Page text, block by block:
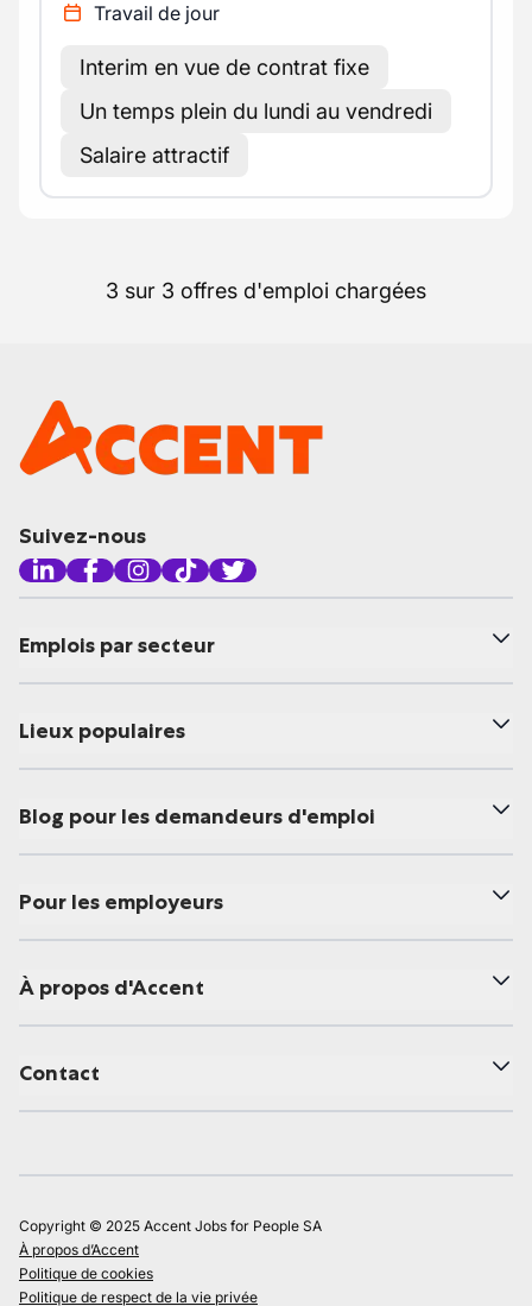
Travail de jour
Interim en vue de contrat fixe
Un temps plein du lundi au vendredi
Salaire attractif
3 sur 3 offres d'emploi chargées
Suivez-nous
Emplois par secteur
Lieux populaires
Blog pour les demandeurs d'emploi
Pour les employeurs
À propos d'Accent
Contact
Copyright © 2025 Accent Jobs for People SA
À propos d’Accent
Politique de cookies
Politique de respect de la vie privée